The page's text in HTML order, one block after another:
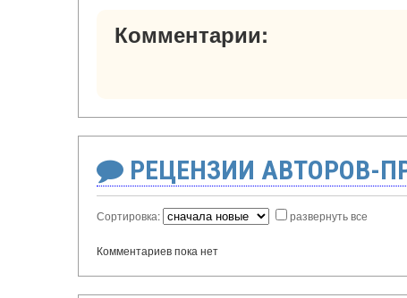
Комментарии:
РЕЦЕНЗИИ АВТОРОВ-
Сортировка: развернуть все
Комментариев пока нет